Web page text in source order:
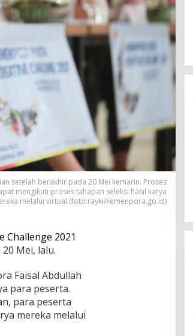
setelah berakhir pada 20 Mei kemarin. Proses
mengikuti proses tahapan seleksi hasil karya
melalui virtual.(foto:rayki/kemenpora.go.id)
Challenge 2021
Mei, lalu.
Faisal Abdullah
para peserta.
para peserta
mereka melalui